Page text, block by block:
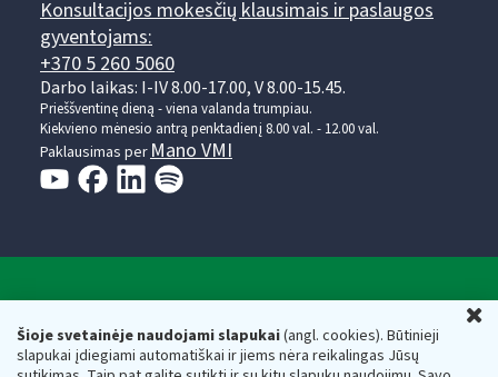
Šioje svetainėje naudojami slapukai(angl. cookies). Būtinieji
slapukai įdiegiami automatiškai ir jiems nėra reikalingas Jūsų
Konsultacijos mokesčių klausimais ir paslaugos
gyventojams:
+370 5 260 5060
Darbo laikas: I-IV 8.00-17.00, V 8.00-15.45.
Prieššventinę dieną - viena valanda trumpiau.
Kiekvieno mėnesio antrą penktadienį 8.00 val. - 12.00 val.
Paklausimas per Mano VMI
Respublikos finansų ministerijos
Biudžetinė įstaiga. Juridinio asmens kodas — 188659752,